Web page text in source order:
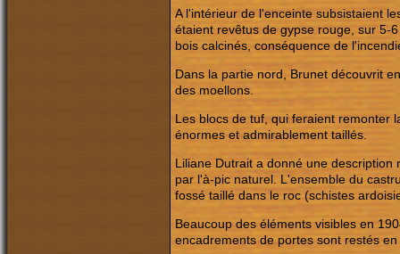
A l'intérieur de l'enceinte subsistaient
étaient revêtus de gypse rouge, sur 5-
bois calcinés, conséquence de
Dans la partie nord, Brunet découvrit
des moellons.
Les blocs de tuf, qui feraient remonter
énormes et admirablement taillés.
Liliane Dutrait a donné une
par l'à-pic naturel. L'ensemble du
fossé taillé dans le roc (schistes
Beaucoup des éléments visibles en
encadrements de portes sont restés